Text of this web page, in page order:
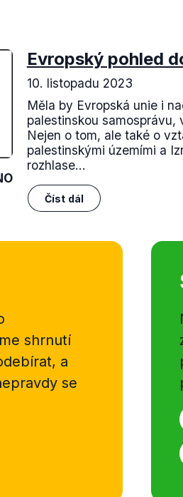
Evropský pohled
10. listopadu 2023
Měla by Evropská unie i
palestinskou samosprávu,
Nejen o tom, ale také o
palestinskými územími a
rozhlase...
Číst dál
shrnutí
a
se